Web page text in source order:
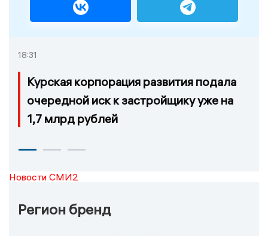
18:31
Курская корпорация развития подала
очередной иск к застройщику уже на
1,7 млрд рублей
Новости СМИ2
Регион бренд